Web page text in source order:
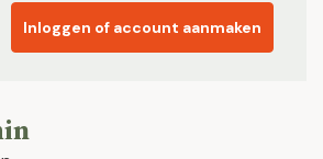
Inloggen of account aanmaken